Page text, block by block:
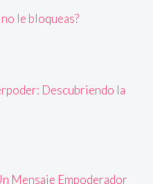
le bloqueas?
Descubriendo la
Mensaje Empoderador